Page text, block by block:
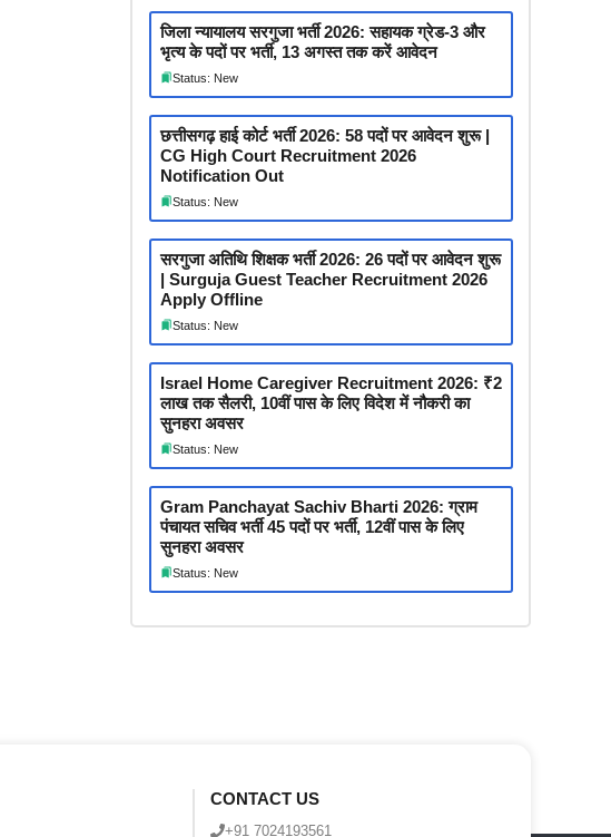
जिला न्यायालय सरगुजा भर्ती 2026: सहायक ग्रेड-3 और
भृत्य के पदों पर भर्ती, 13 अगस्त तक करें आवेदन
Status: New
छत्तीसगढ़ हाई कोर्ट भर्ती 2026: 58 पदों पर आवेदन शुरू |
CG High Court Recruitment 2026
Notification Out
Status: New
सरगुजा अतिथि शिक्षक भर्ती 2026: 26 पदों पर आवेदन शुरू
| Surguja Guest Teacher Recruitment 2026
Apply Offline
Status: New
Israel Home Caregiver Recruitment 2026: ₹2
लाख तक सैलरी, 10वीं पास के लिए विदेश में नौकरी का
सुनहरा अवसर
Status: New
Gram Panchayat Sachiv Bharti 2026: ग्राम
पंचायत सचिव भर्ती 45 पदों पर भर्ती, 12वीं पास के लिए
सुनहरा अवसर
Status: New
CONTACT US
+91 7024193561